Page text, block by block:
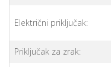
Električni priključak:
Priključak za zrak: